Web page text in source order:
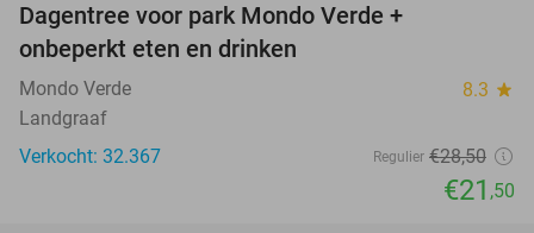
Dagentree voor park Mondo Verde +
onbeperkt eten en drinken
Mondo Verde 8.3 star
Landgraaf
Verkocht: 32.367
Regulier €28,50
€21 ,50